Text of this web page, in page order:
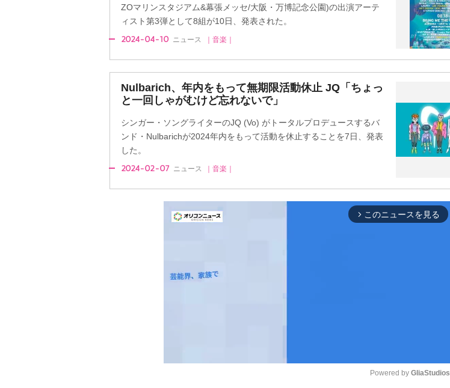
ZOマリンスタジアム&幕張メッセ/大阪・万博記念公園)の出演アーテ
ィスト第3弾として8組が10日、発表された。
2024-04-10 ニュース ｜音楽｜
Nulbarich、年内をもって無期限活動休止 JQ「ちょっ
と一回しゃがむけど忘れないで」
シンガー・ソングライターのJQ (Vo) がトータルプロデュースするバ
ンド・Nulbarichが2024年内をもって活動を休止することを7日、発表
した。
2024-02-07 ニュース ｜音楽｜
arrow_forward_ios このニュースを見る
Powered by GliaStudios